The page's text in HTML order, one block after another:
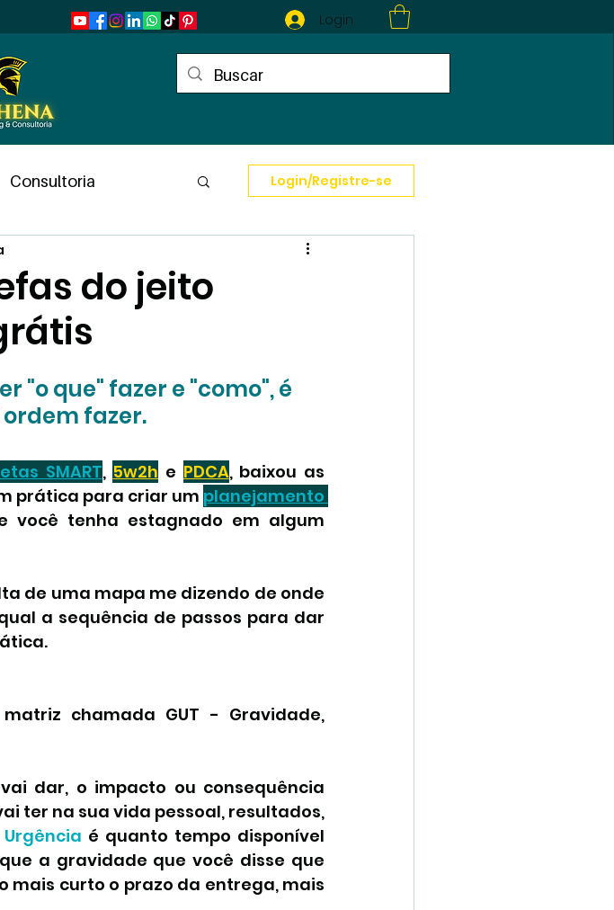
Login
Consultoria
Guia
Pesquisas Frases
Login/Registre-se
do jeito
"o que" fazer e "como", é
fazer.
SMART, 5w2h e PDCA, baixou as
prática para criar um planejamento
você tenha estagnado em algum
de uma mapa me dizendo de onde
a sequência de passos para dar
chamada GUT - Gravidade,
dar, o impacto ou consequência
ter na sua vida pessoal, resultados,
Urgência é quanto tempo disponível
a gravidade que você disse que
mais curto o prazo da entrega, mais